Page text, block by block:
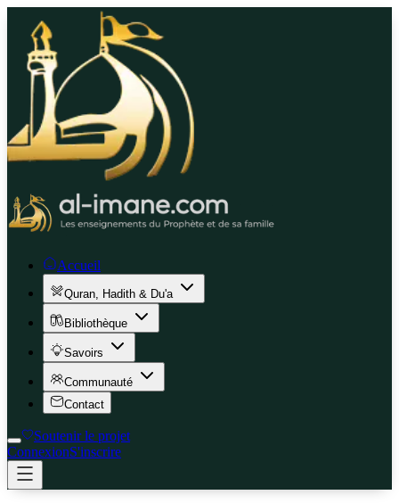
Accueil
Quran, Hadith & Du'a
Bibliothèque
Savoirs
Communauté
Contact
Soutenir le projet
ConnexionS'inscrire